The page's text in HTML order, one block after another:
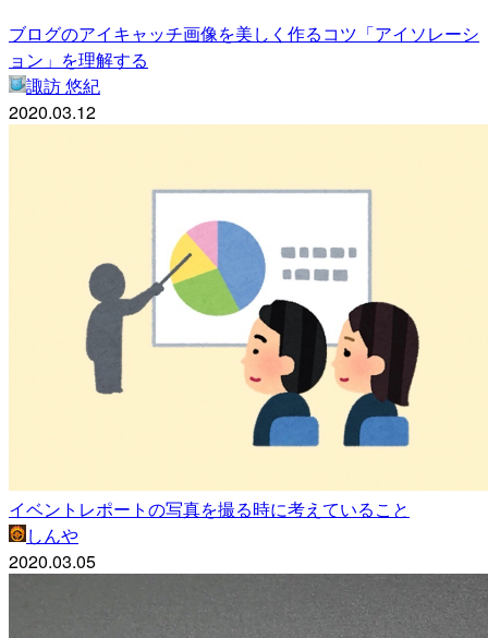
ブログのアイキャッチ画像を美しく作るコツ「アイソレーシ
ョン」を理解する
諏訪 悠紀
2020.03.12
イベントレポートの写真を撮る時に考えていること
しんや
2020.03.05